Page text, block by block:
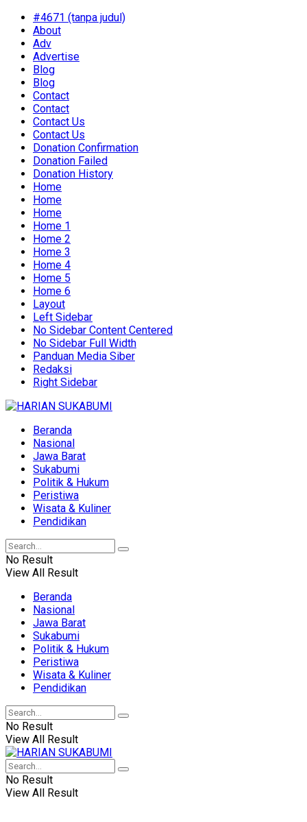
#4671 (tanpa judul)
About
Adv
Advertise
Blog
Blog
Contact
Contact
Contact Us
Contact Us
Donation Confirmation
Donation Failed
Donation History
Home
Home
Home
Home 1
Home 2
Home 3
Home 4
Home 5
Home 6
Layout
Left Sidebar
No Sidebar Content Centered
No Sidebar Full Width
Panduan Media Siber
Redaksi
Right Sidebar
Beranda
Nasional
Jawa Barat
Sukabumi
Politik & Hukum
Peristiwa
Wisata & Kuliner
Pendidikan
No Result
View All Result
Beranda
Nasional
Jawa Barat
Sukabumi
Politik & Hukum
Peristiwa
Wisata & Kuliner
Pendidikan
No Result
View All Result
No Result
View All Result